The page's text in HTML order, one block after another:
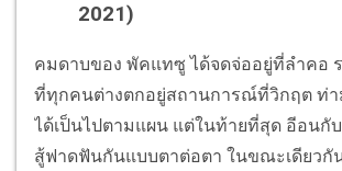
2021)
คมดาบของ พัคแทซู ได้จดจ่ออยู่ที่ลำคอ
ที่ทุกคนต่างตกอยู่สถานการณ์ที่วิกฤต ท่า
ได้เป็นไปตามแผน แต่ในท้ายที่สุด อีอนกั
สู้ฟาดฟันกันแบบตาต่อตา ในขณะเดียวกั